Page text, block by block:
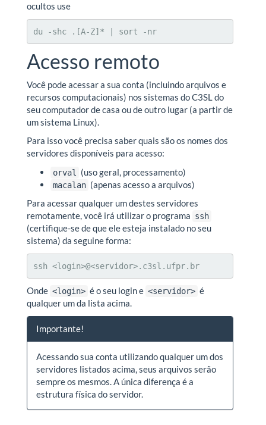
ocultos use
du -shc .[A-Z]* | sort -nr
Acesso remoto
Você pode acessar a sua conta (incluindo arquivos e
recursos computacionais) nos sistemas do C3SL do
seu computador de casa ou de outro lugar (a partir de
um sistema Linux).
Para isso você precisa saber quais são os nomes dos
servidores disponíveis para acesso:
orval (uso geral, processamento)
macalan (apenas acesso a arquivos)
Para acessar qualquer um destes servidores
remotamente, você irá utilizar o programa ssh
(certifique-se de que ele esteja instalado no seu
sistema) da seguine forma:
ssh <login>@<servidor>.c3sl.ufpr.br
Onde <login> é o seu login e <servidor> é
qualquer um da lista acima.
Importante!
Acessando sua conta utilizando qualquer um dos
servidores listados acima, seus arquivos serão
sempre os mesmos. A única diferença é a
estrutura física do servidor.